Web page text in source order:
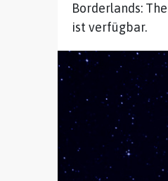
Borderlands:
ist verfügbar.